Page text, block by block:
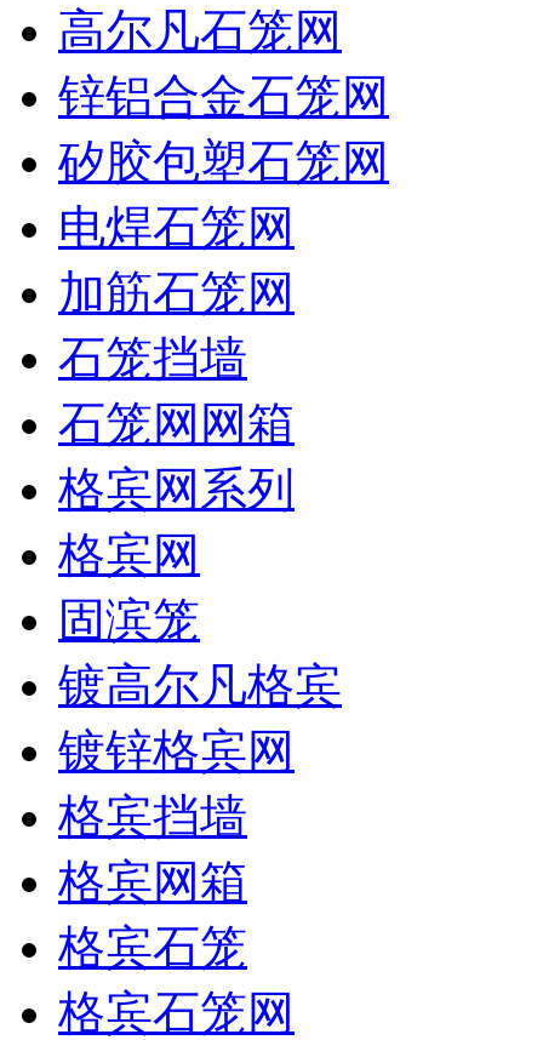
高尔凡石笼网
锌铝合金石笼网
矽胶包塑石笼网
电焊石笼网
加筋石笼网
石笼挡墙
石笼网网箱
格宾网系列
格宾网
固滨笼
镀高尔凡格宾
镀锌格宾网
格宾挡墙
格宾网箱
格宾石笼
格宾石笼网